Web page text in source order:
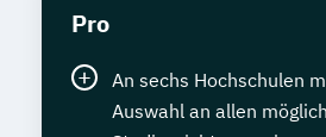
Pro
An sechs Hochschulen
Auswahl an allen